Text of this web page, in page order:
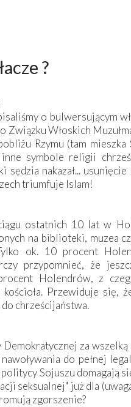
?
o bulwersującym
Związku Włoskich
Rzymu (tam
inne symbole religii
sędzia nakazał...
triumfuje Islam!
ostatnich 10 lat w
na biblioteki, muzea
ok. 10 procent
przypomnieć, że
Holendrów, z
Przewiduje się,
chrześcijaństwa.
za wszelką
do pełnej
Sojuszu domagają
seksualnej" już dla
zgorszenie?